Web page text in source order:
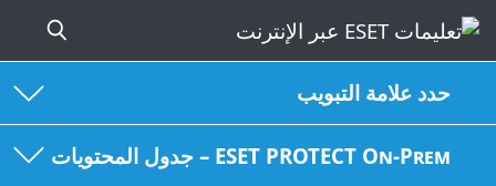
حدد علامة التبويب
ESET PROTECT On-Prem – جدول المحتويات